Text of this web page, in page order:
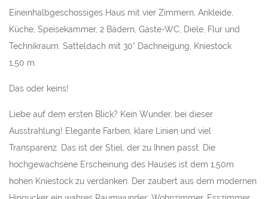
Eineinhalbgeschossiges Haus mit vier Zimmern, Ankleide,
Küche, Speisekammer, 2 Bädern, Gäste-WC, Diele, Flur und
Technikraum. Satteldach mit 30° Dachneigung, Kniestock
1,50 m.
Das oder keins!
Liebe auf dem ersten Blick? Kein Wunder, bei dieser
Ausstrahlung! Elegante Farben, klare Linien und viel
Transparenz. Das ist der Stiel, der zu Ihnen passt. Die
hochgewachsene Erscheinung des Hauses ist dem 1,50m
hohen Kniestock zu verdanken. Der zaubert aus dem modernen